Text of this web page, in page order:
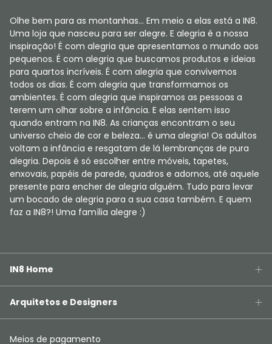
Olhe bem para as montanhas... Em meio a elas está a IN8.
Uma loja que nasceu para ser alegre. E alegria é a nossa
inspiração! É com alegria que apresentamos o mundo aos
pequenos. É com alegria que buscamos produtos e ideias
para quartos incríveis. É com alegria que convivemos
todos os dias. É com alegria que transformamos os
ambientes. É com alegria que inspiramos as pessoas a
terem um olhar sobre a infância. E elas sentem isso
quando entram na IN8. As crianças encontram o seu
universo cheio de cor e beleza... é uma alegria! Os adultos
voltam a infância e resgatam de lá lembranças de pura
alegria. Depois é só escolher entre móveis, tapetes,
enxovais, papéis de parede, quadros e adornos, até aquele
presente para encher de alegria alguém. Tudo para levar
um bocado de alegria para a sua casa também. E quem
faz a IN8?! Uma família alegre :)
IN8 Home
Arquitetos e Designers
Meios de pagamento